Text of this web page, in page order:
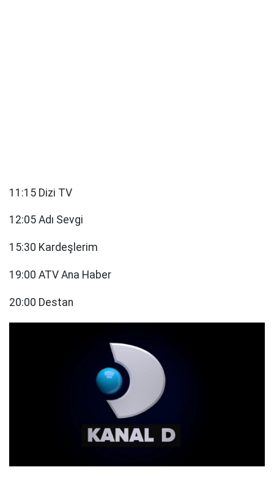
11:15 Dizi TV
12:05 Adı Sevgi
15:30 Kardeşlerim
19:00 ATV Ana Haber
20:00 Destan